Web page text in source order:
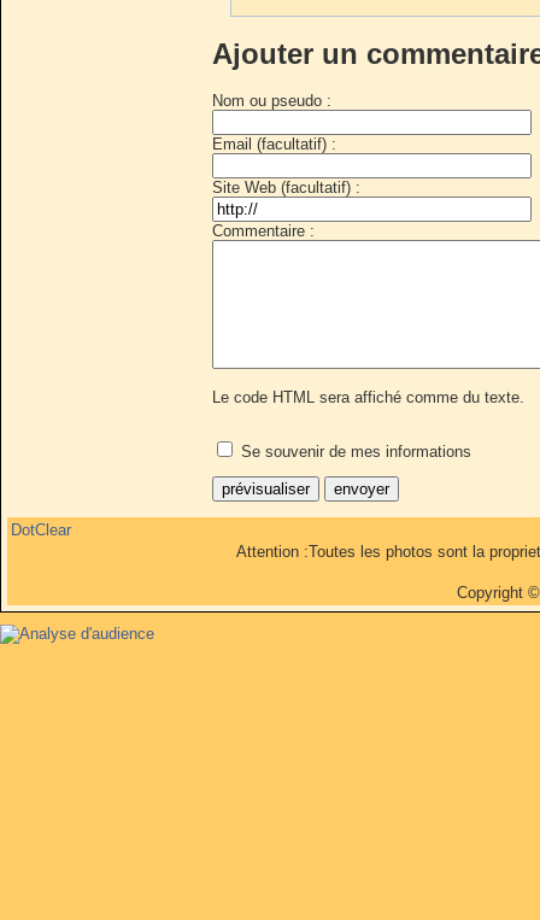
Ajouter un
Nom ou pseudo :
Email (facultatif) :
Site Web (facultatif) :
Commentaire :
Le code HTML sera affiché comme du texte.
Se souvenir de mes informations
DotClear
Attention :Toutes les photos sont la
Copyright